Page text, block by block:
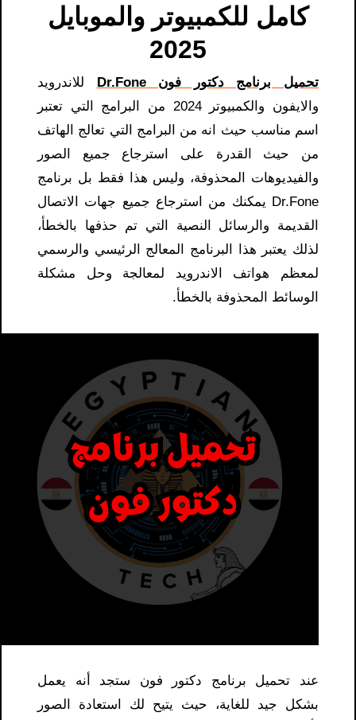
كامل للكمبيوتر والموبايل
2025
تحميل برنامج دكتور فون Dr.Fone
للاندرويد
والايفون والكمبيوتر 2024 من البرامج التي تعتبر
اسم مناسب حيث انه من البرامج التي تعالج الهاتف
من حيث القدرة على استرجاع جميع الصور
والفيديوهات المحذوفة، وليس هذا فقط بل برنامج
Dr.Fone يمكنك من استرجاع جميع جهات الاتصال
القديمة والرسائل النصية التي تم حذفها بالخطأ،
لذلك يعتبر هذا البرنامج المعالج الرئيسي والرسمي
لمعظم هواتف الاندرويد لمعالجة وحل مشكلة
الوسائط المحذوفة بالخطأ.
عند تحميل برنامج دكتور فون ستجد أنه يعمل
بشكل جيد للغاية، حيث يتيح لك استعادة الصور